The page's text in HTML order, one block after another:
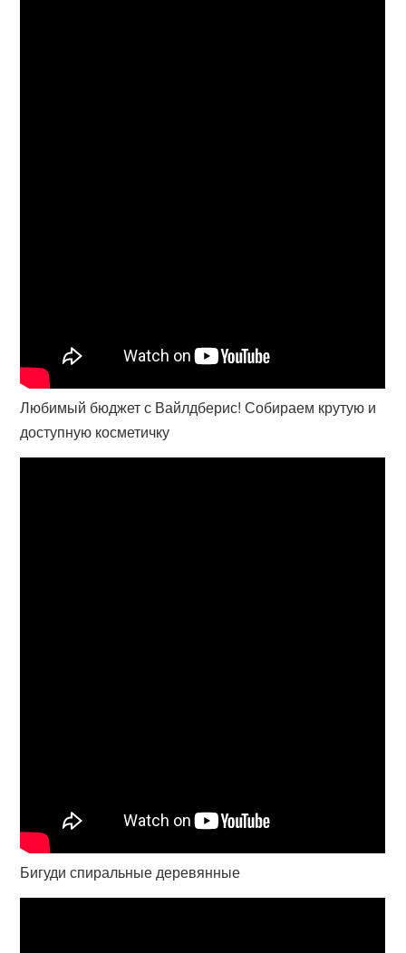
Любимый бюджет с Вайлдберис! Собираем крутую и
доступную косметичку
Бигуди спиральные деревянные